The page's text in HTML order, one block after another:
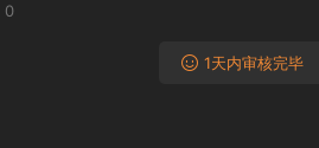
0
1天内审核完毕